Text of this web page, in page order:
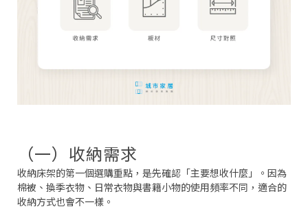
（一）收納需求
收納床架的第一個選購重點，是先確認「主要想收什麼」。因為
棉被、換季衣物、日常衣物與書籍小物的使用頻率不同，適合的
收納方式也會不一樣。